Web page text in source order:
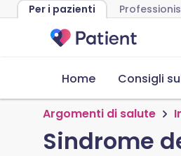
Per i pazienti
Home Consigli
Argomenti di salute
Sindrome